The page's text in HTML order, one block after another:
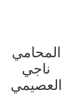
المحامي
ناجي
العصيمي